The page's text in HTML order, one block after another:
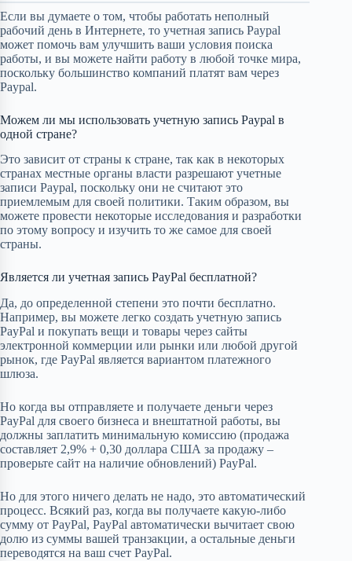
Если вы думаете о том, чтобы работать неполный
рабочий день в Интернете, то учетная запись Paypal
может помочь вам улучшить ваши условия поиска
работы, и вы можете найти работу в любой точке мира,
поскольку большинство компаний платят вам через
Paypal.
Можем ли мы использовать учетную запись Paypal в
одной стране?
Это зависит от страны к стране, так как в некоторых
странах местные органы власти разрешают учетные
записи Paypal, поскольку они не считают это
приемлемым для своей политики. Таким образом, вы
можете провести некоторые исследования и разработки
по этому вопросу и изучить то же самое для своей
страны.
Является ли учетная запись PayPal бесплатной?
Да, до определенной степени это почти бесплатно.
Например, вы можете легко создать учетную запись
PayPal и покупать вещи и товары через сайты
электронной коммерции или рынки или любой другой
рынок, где PayPal является вариантом платежного
шлюза.
Но когда вы отправляете и получаете деньги через
PayPal для своего бизнеса и внештатной работы, вы
должны заплатить минимальную комиссию (продажа
составляет 2,9% + 0,30 доллара США за продажу –
проверьте сайт на наличие обновлений) PayPal.
Но для этого ничего делать не надо, это автоматический
процесс. Всякий раз, когда вы получаете какую-либо
сумму от PayPal, PayPal автоматически вычитает свою
долю из суммы вашей транзакции, а остальные деньги
переводятся на ваш счет PayPal.